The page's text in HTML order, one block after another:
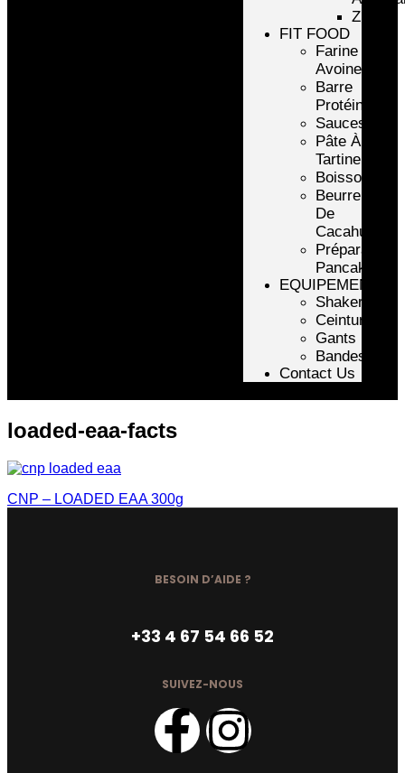
ZMA
FIT FOOD
Farine
Avoine/Riz
Barre
Protéinée
Sauces
Pâte À
Tartiner
Boissons
Beurre
De
Cacahuète
Préparation
Pancake
EQUIPEMENTS
Shakers
Ceintures
Gants
Bandes
Contact Us
loaded-eaa-facts
CNP – LOADED EAA 300g
BESOIN D’AIDE ?
+33 4 67 54 66 52
SUIVEZ-NOUS